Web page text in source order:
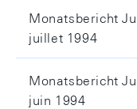
Monatsbericht
juillet 1994
Monatsbericht
juin 1994